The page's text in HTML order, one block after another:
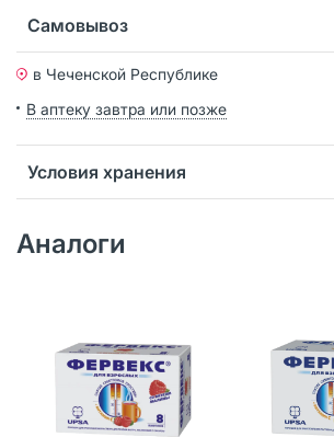
Самовывоз
в Чеченской Республике
В аптеку завтра или позже
Условия хранения
Аналоги